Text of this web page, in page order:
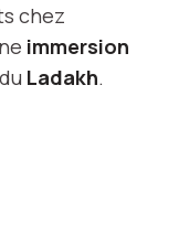
chez
immersion
Ladakh.